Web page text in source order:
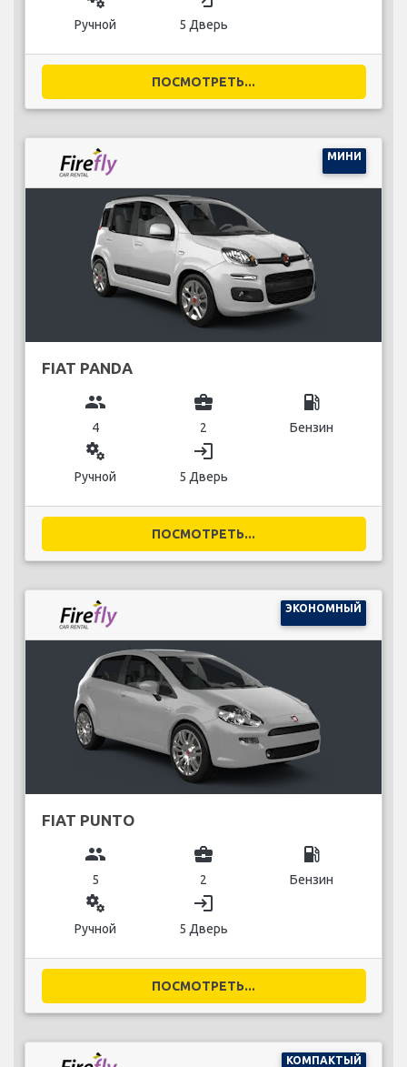
Ручной 5 Дверь
ПОСМОТРЕТЬ...
МИНИ
FIAT PANDA
group
4
business_center
2
local_gas_station
Бензин
miscellaneous_services
Ручной
login
5 Дверь
ПОСМОТРЕТЬ...
ЭКОНОМНЫЙ
FIAT PUNTO
group
5
business_center
2
local_gas_station
Бензин
miscellaneous_services
Ручной
login
5 Дверь
ПОСМОТРЕТЬ...
КОМПАКТЫЙ